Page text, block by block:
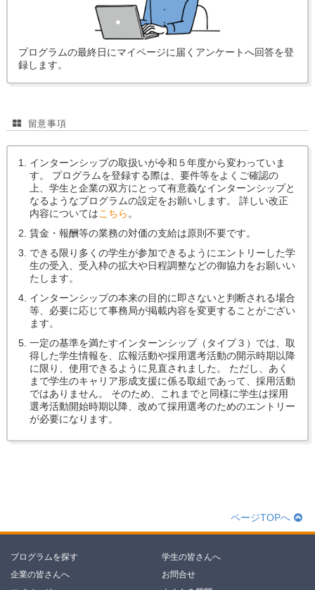
プログラムの最終日にマイページに届くアンケートへ回答を登
録します。
留意事項
インターンシップの取扱いが令和５年度から変わっていま
す。 プログラムを登録する際は、要件等をよくご確認の
上、学生と企業の双方にとって有意義なインターンシップと
なるようなプログラムの設定をお願いします。 詳しい改正
内容についてはこちら 。
賃金・報酬等の業務の対価の支給は原則不要です。
できる限り多くの学生が参加できるようにエントリーした学
生の受入、受入枠の拡大や日程調整などの御協力をお願いい
たします。
インターンシップの本来の目的に即さないと判断される場合
等、必要に応じて事務局が掲載内容を変更することがござい
ます。
一定の基準を満たすインターンシップ（タイプ３）では、取
得した学生情報を、広報活動や採用選考活動の開示時期以降
に限り、使用できるように見直されました。 ただし、あく
まで学生のキャリア形成支援に係る取組であって、採用活動
ではありません。 そのため、これまでと同様に学生は採用
選考活動開始時期以降、改めて採用選考のためのエントリー
が必要になります。
ページTOPへ
プログラムを探す
学生の皆さんへ
企業の皆さんへ
お問合せ